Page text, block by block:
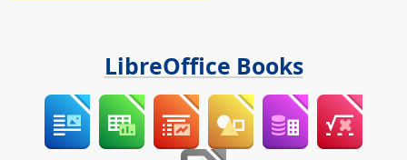
LibreOffice Books